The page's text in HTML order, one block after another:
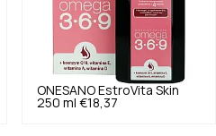
ONESANO EstroVita Skin
250 ml €18,37